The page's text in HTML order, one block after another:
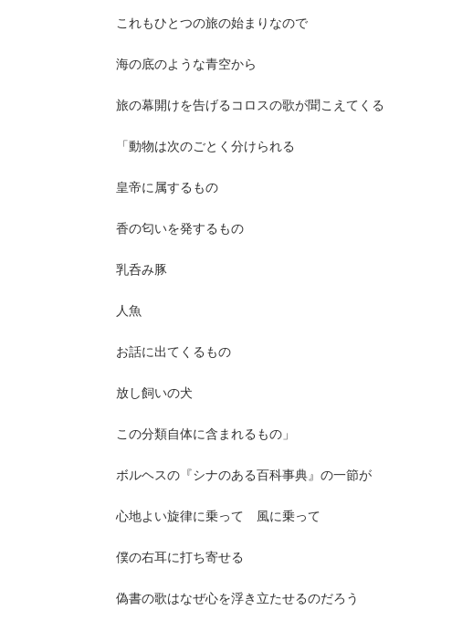
これもひとつの旅の始まりなので
海の底のような青空から
旅の幕開けを告げるコロスの歌が聞こえてくる
「動物は次のごとく分けられる
皇帝に属するもの
香の匂いを発するもの
乳呑み豚
人魚
お話に出てくるもの
放し飼いの犬
この分類自体に含まれるもの」
ボルヘスの『シナのある百科事典』の一節が
心地よい旋律に乗って 風に乗って
僕の右耳に打ち寄せる
偽書の歌はなぜ心を浮き立たせるのだろう